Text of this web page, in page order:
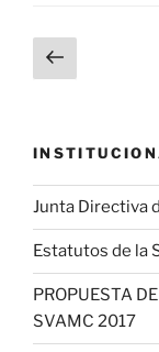
Paginación
de
Página
anterior
Junta Directiva
Estatutos de la
PROPUESTA
SVAMC 2017